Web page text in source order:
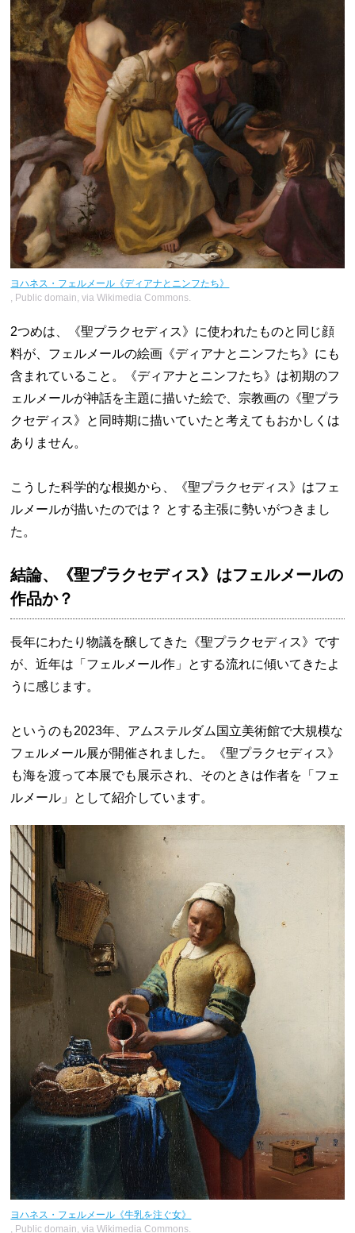
ヨハネス・フェルメール《ディアナとニンフたち》
, Public domain, via Wikimedia Commons.
2つめは、《聖プラクセディス》に使われたものと同じ顔
料が、フェルメールの絵画《ディアナとニンフたち》にも
含まれていること。《ディアナとニンフたち》は初期のフ
ェルメールが神話を主題に描いた絵で、宗教画の《聖プラ
クセディス》と同時期に描いていたと考えてもおかしくは
ありません。
こうした科学的な根拠から、《聖プラクセディス》はフェ
ルメールが描いたのでは？ とする主張に勢いがつきまし
た。
結論、《聖プラクセディス》はフェルメールの
作品か？
長年にわたり物議を醸してきた《聖プラクセディス》です
が、近年は「フェルメール作」とする流れに傾いてきたよ
うに感じます。
というのも2023年、アムステルダム国立美術館で大規模な
フェルメール展が開催されました。《聖プラクセディス》
も海を渡って本展でも展示され、そのときは作者を「フェ
ルメール」として紹介しています。
ヨハネス・フェルメール《牛乳を注ぐ女》
, Public domain, via Wikimedia Commons.